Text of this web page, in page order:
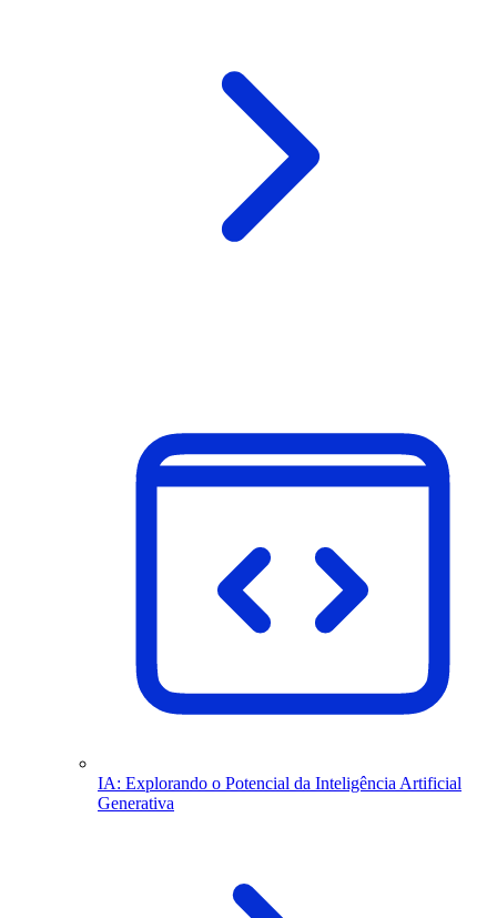
IA: Explorando o Potencial da Inteligência Artificial
Generativa